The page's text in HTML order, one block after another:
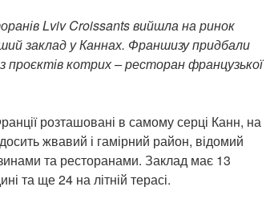
Lviv Croissants вийшла на ринок
заклад у Каннах. Франшизу придбали
з проєктів котрих – ресторан французької
розташовані в самому серці Канн, на
жвавий і гамірний район, відомий
та ресторанами. Заклад має 13
та ще 24 на літній терасі.